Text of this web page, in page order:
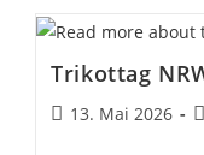
Trikottag
Beitrag
13. Mai 2026